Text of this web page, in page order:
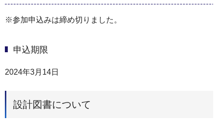
※参加申込みは締め切りました。
申込期限
2024年3月14日
設計図書について